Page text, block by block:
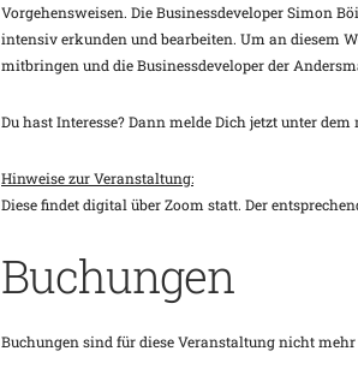
Vorgehensweisen. Die Businessdeveloper Simon
intensiv erkunden und bearbeiten. Um an diesem
mitbringen und die Businessdeveloper der
Du hast Interesse? Dann melde Dich jetzt unter
Hinweise zur Veranstaltung:
Diese findet digital über Zoom statt. Der
Buchungen
Buchungen sind für diese Veranstaltung nicht